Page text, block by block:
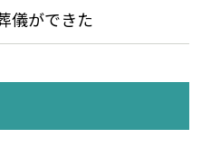
儀ができた